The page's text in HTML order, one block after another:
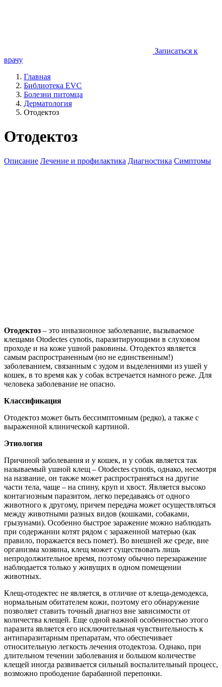
Записаться к
врачу
Главная
Библиотека EVC
Болезни питомца
Дерматология
Отодектоз
Отодектоз
Описание Лечение и профилактика Диагностика Симптомы
Отодектоз – это инвазионное заболевание, вызываемое
клещами Otodectes cynotis, паразитирующими в слуховом
проходе и на коже ушной раковины. Отодектоз является
самым распространенным (но не единственным!)
заболеванием, связанным с зудом и выделениями из ушей у
кошек, в то время как у собак встречается намного реже. Для
человека заболевание не опасно.
Классификация
Отодектоз может быть бессимптомным (редко), а также с
выраженной клинической картиной.
Этиология
Причиной заболевания и у кошек, и у собак является так
называемый ушной клещ – Otodectes cynotis, однако, несмотря
на название, он также может распространяться на другие
части тела, чаще – на спину, круп и хвост. Является высоко
контагиозным паразитом, легко передаваясь от одного
животного к другому, причем передача может осуществляться
между животными разных видов (кошками, собаками,
грызунами). Особенно быстрое заражение можно наблюдать
при содержании котят рядом с зараженной матерью (как
правило, поражается весь помет). Во внешней же среде, вне
организма хозяина, клещ может существовать лишь
непродолжительное время, поэтому обычно перезаражение
наблюдается только у живущих в одном помещении
животных.
Клещ-отодектес не является, в отличие от клеща-демодекса,
нормальным обитателем кожи, поэтому его обнаружение
позволяет ставить точный диагноз вне зависимости от
количества клещей. Еще одной важной особенностью этого
паразита является его исключительная чувствительность к
антипаразитарным препаратам, что обеспечивает
относительную легкость лечения отодектоза. Однако, при
длительном течении заболевания и большом количестве
клещей иногда развивается сильный воспалительный процесс,
возможно прободение барабанной перепонки.